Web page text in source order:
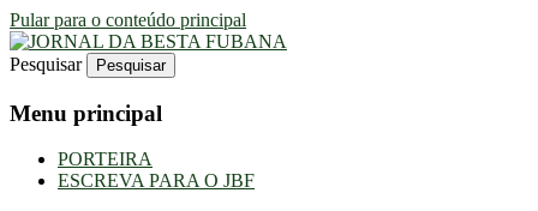
Pular para o conteúdo principal
JORNAL DA BESTA FUBANA
Uma Gazeta Escrota
Pesquisar
Menu principal
PORTEIRA
ESCREVA PARA O JBF